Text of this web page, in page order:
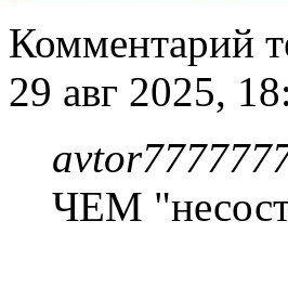
Комментарий
29 авг 2025,
ЧЕМ